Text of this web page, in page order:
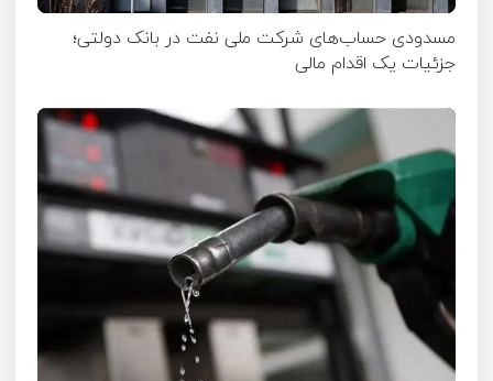
مسدودی حساب‌های شرکت ملی نفت در بانک دولتی؛
جزئیات یک اقدام مالی